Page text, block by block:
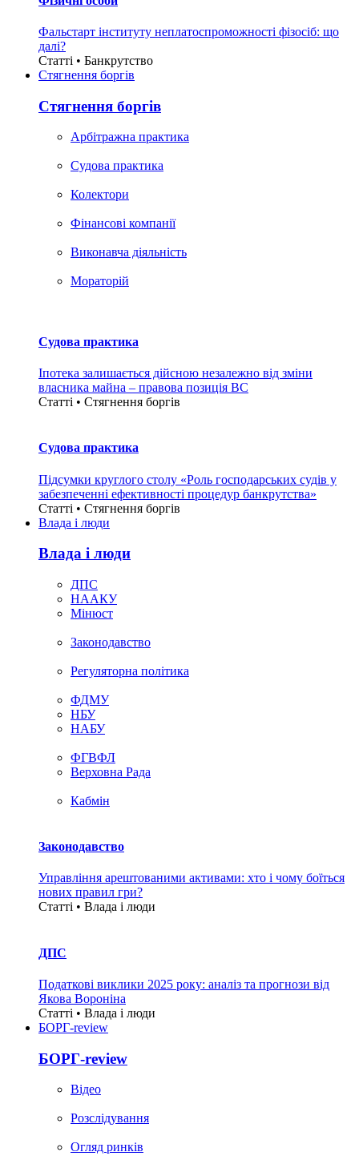
Фальстарт інституту неплатоспроможності фізосіб: що
далі?
Статті • Банкрутство
Стягнення боргiв
Стягнення боргiв
Арбітражна практика
Судова практика
Колектори
Фінансові компанії
Виконавча діяльність
Мораторій
Судова практика
Іпотека залишається дійсною незалежно від зміни
власника майна – правова позиція ВС
Статті • Стягнення боргiв
Судова практика
Підсумки круглого столу «Роль господарських судів у
забезпеченні ефективності процедур банкрутства»
Статті • Стягнення боргiв
Влада i люди
Влада i люди
ДПС
НААКУ
Мінюст
Законодавство
Регуляторна політика
ФДМУ
НБУ
НАБУ
ФГВФЛ
Верховна Рада
Кабмін
Законодавство
Управління арештованими активами: хто і чому боїться
нових правил гри?
Статті • Влада i люди
ДПС
Податкові виклики 2025 року: аналіз та прогнози від
Якова Вороніна
Статті • Влада i люди
БОРГ-review
БОРГ-review
Вiдео
Розслідування
Огляд ринків